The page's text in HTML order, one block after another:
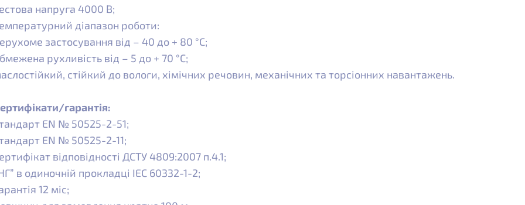
напруга 4000 В;
діапазон роботи:
застосування від – 40 до + 80 °C;
рухливість від – 5 до + 70 °C;
стійкий до вологи, хімічних речовин, механічних та торсіонних навантажень.
гарантія:
EN № 50525-2-51;
EN № 50525-2-11;
відповідності ДСТУ 4809:2007 п.4.1;
в одиночній прокладці IEC 60332-1-2;
12 міс;